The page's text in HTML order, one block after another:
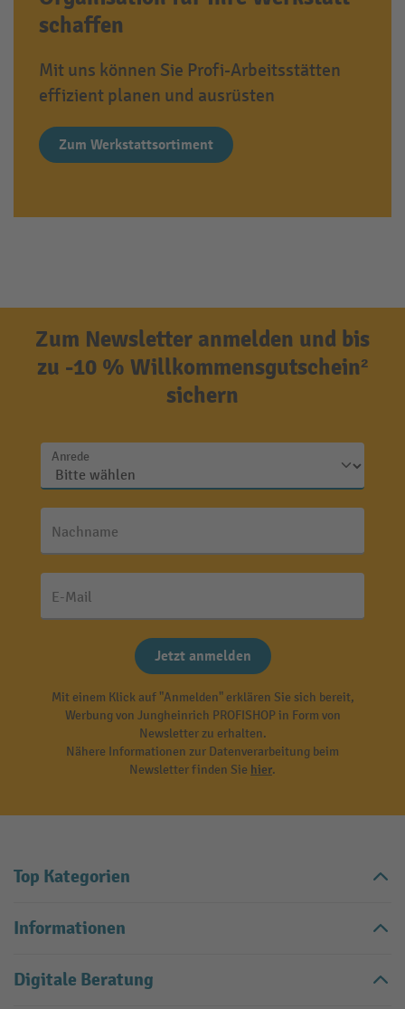
schaffen
Mit uns können Sie Profi-Arbeitsstätten
effizient planen und ausrüsten
Zum Werkstattsortiment
Zum Newsletter anmelden und bis
zu -10 % Willkommensgutschein²
sichern
Anrede
Nachname
E-Mail
Jetzt anmelden
Mit einem Klick auf "Anmelden" erklären Sie sich bereit,
Werbung von Jungheinrich PROFISHOP in Form von
Newsletter zu erhalten.
Nähere Informationen zur Datenverarbeitung beim
Newsletter finden Sie hier.
Top Kategorien
Informationen
Digitale Beratung